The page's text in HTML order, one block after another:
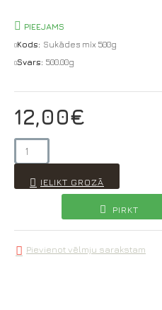
12,00€
PIEEJAMS
Kods: Sukādes mix 500g
Svars: 500.00g
IELIKT GROZĀ
PIRKT
Pievienot vēlmju sarakstam